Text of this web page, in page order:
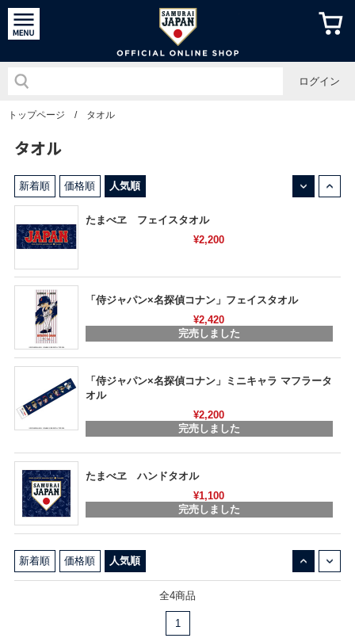
侍ジャパ
ログイン
トップページ / タオル
タオル
新着順 価格順 人気順
たまべヱ フェイスタオル
¥2,200
「侍ジャパン×名探偵コナン」フェイスタオル
¥2,420
完売しました
「侍ジャパン×名探偵コナン」ミニキャラ マフラータ
オル
¥2,200
完売しました
たまべヱ ハンドタオル
¥1,100
完売しました
新着順 価格順 人気順
全4商品
1